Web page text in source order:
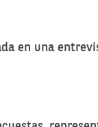
en una